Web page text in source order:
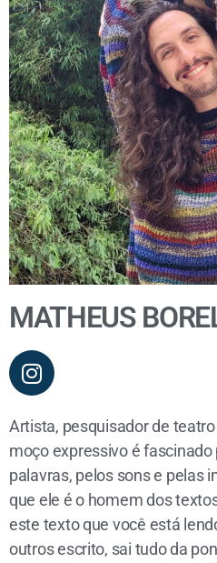
MATHEUS
Artista, pesquisador de
moço expressivo é
palavras, pelos sons e pelas
que ele é o homem dos
este texto que você está
outros escrito, sai tudo da